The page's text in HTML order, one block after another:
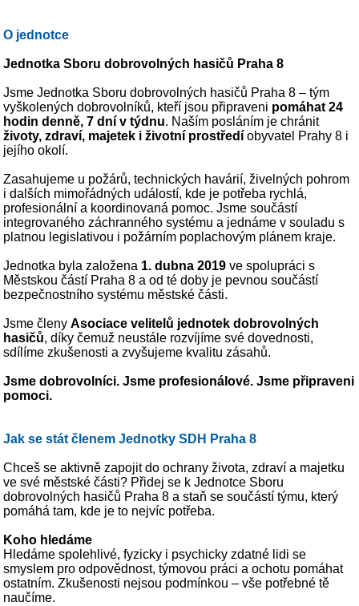
O jednotce
Jednotka Sboru dobrovolných hasičů Praha 8
Jsme Jednotka Sboru dobrovolných hasičů Praha 8 – tým
vyškolených dobrovolníků, kteří jsou připraveni pomáhat 24
hodin denně, 7 dní v týdnu. Naším posláním je chránit
životy, zdraví, majetek i životní prostředí obyvatel Prahy 8 i
jejího okolí.
Zasahujeme u požárů, technických havárií, živelných pohrom
i dalších mimořádných událostí, kde je potřeba rychlá,
profesionální a koordinovaná pomoc. Jsme součástí
integrovaného záchranného systému a jednáme v souladu s
platnou legislativou i požárním poplachovým plánem kraje.
Jednotka byla založena 1. dubna 2019 ve spolupráci s
Městskou částí Praha 8 a od té doby je pevnou součástí
bezpečnostního systému městské části.
Jsme členyAsociace velitelů jednotek dobrovolných
hasičů, díky čemuž neustále rozvíjíme své dovednosti,
sdílíme zkušenosti a zvyšujeme kvalitu zásahů.
Jsme dobrovolníci. Jsme profesionálové. Jsme připraveni
pomoci.
Jak se stát členem Jednotky SDH Praha 8
Chceš se aktivně zapojit do ochrany života, zdraví a majetku
ve své městské části? Přidej se k Jednotce Sboru
dobrovolných hasičů Praha 8 a staň se součástí týmu, který
pomáhá tam, kde je to nejvíc potřeba.
Koho hledáme
Hledáme spolehlivé, fyzicky i psychicky zdatné lidi se
smyslem pro odpovědnost, týmovou práci a ochotu pomáhat
ostatním. Zkušenosti nejsou podmínkou – vše potřebné tě
naučíme.